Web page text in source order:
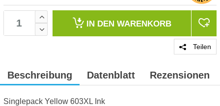
IN DEN WARENKORB
Teilen
Beschreibung Datenblatt Rezensionen
Singlepack Yellow 603XL Ink